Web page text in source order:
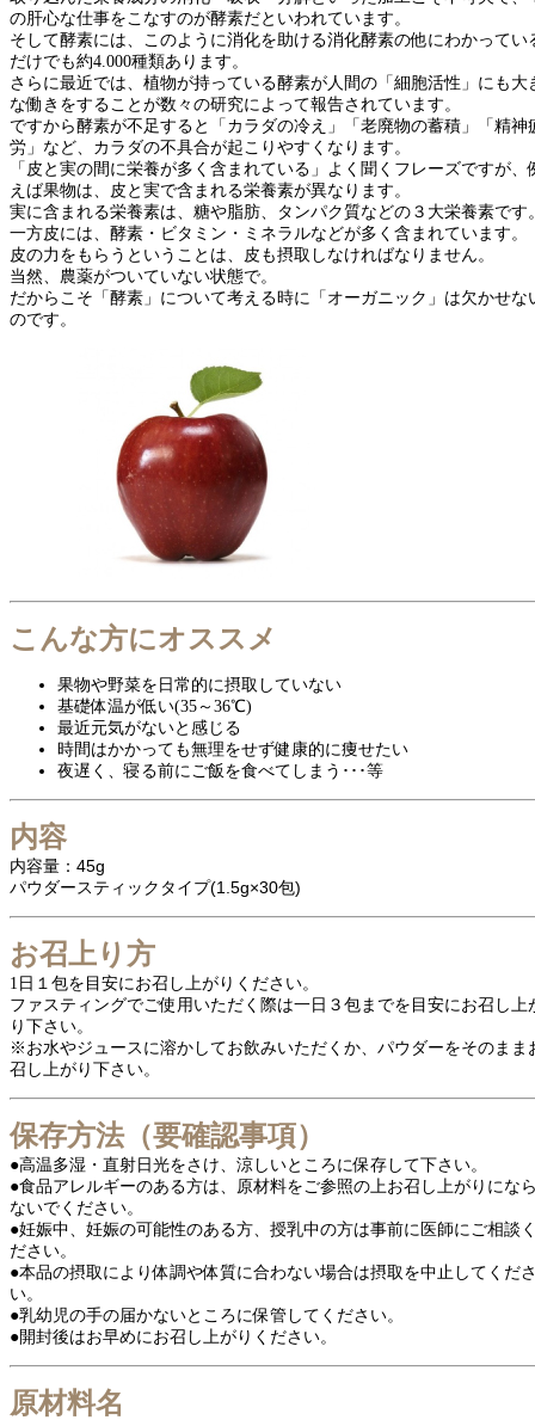
の肝心な仕事をこなすのが酵素だといわれています。
そして酵素には、このように消化を助ける消化酵素の他にわかってい
だけでも約4.000種類あります。
さらに最近では、植物が持っている酵素が人間の「細胞活性」にも大
な働きをすることが数々の研究によって報告されています。
ですから酵素が不足すると「カラダの冷え」「老廃物の蓄積」「精神
労」など、カラダの不具合が起こりやすくなります。
「皮と実の間に栄養が多く含まれている」よく聞くフレーズですが、
えば果物は、皮と実で含まれる栄養素が異なります。
実に含まれる栄養素は、糖や脂肪、タンパク質などの３大栄養素です
一方皮には、酵素・ビタミン・ミネラルなどが多く含まれています。
皮の力をもらうということは、皮も摂取しなければなりません。
当然、農薬がついていない状態で。
だからこそ「酵素」について考える時に「オーガニック」は欠かせな
のです。
こんな方にオススメ
果物や野菜を日常的に摂取していない
基礎体温が低い(35～36℃)
最近元気がないと感じる
時間はかかっても無理をせず健康的に痩せたい
夜遅く、寝る前にご飯を食べてしまう･･･等
内容
内容量：45g
パウダースティックタイプ(1.5g×30包)
お召上り方
1日１包を目安にお召し上がりください。
ファスティングでご使用いただく際は一日３包までを目安にお召し上
り下さい。
※お水やジュースに溶かしてお飲みいただくか、パウダーをそのまま
召し上がり下さい。
保存方法（要確認事項）
●高温多湿・直射日光をさけ、涼しいところに保存して下さい。
●食品アレルギーのある方は、原材料をご参照の上お召し上がりにな
ないでください。
●妊娠中、妊娠の可能性のある方、授乳中の方は事前に医師にご相談
ださい。
●本品の摂取により体調や体質に合わない場合は摂取を中止してくだ
い。
●乳幼児の手の届かないところに保管してください。
●開封後はお早めにお召し上がりください。
原材料名